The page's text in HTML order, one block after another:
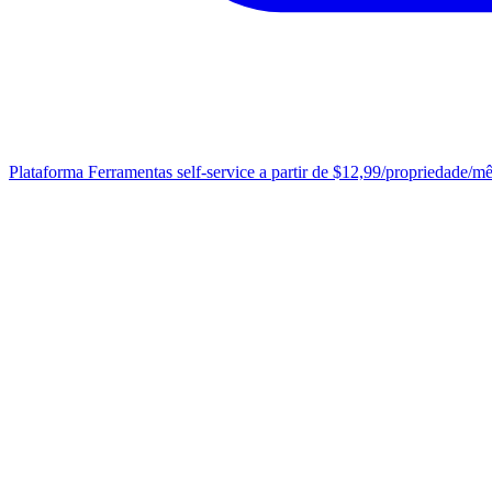
Plataforma Ferramentas self-service a partir de $12,99/propriedade/